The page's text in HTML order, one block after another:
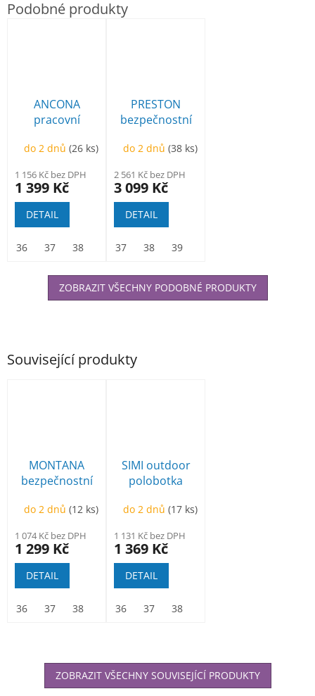
Související produkty
MONTANA
bezpečnostní
do 2 dnů(12 ks)
1 074 Kč bez DPH
1 299 Kč
DETAIL
36 37 38
SIMI outdoor
polobotka
do 2 dnů(17 ks)
1 131 Kč bez DPH
1 369 Kč
DETAIL
36 37 38
ZOBRAZIT VŠECHNY SOUVISEJÍCÍ PRODUKTY
ANCONA
pracovní
do 2 dnů(26 ks)
1 156 Kč bez DPH
1 399 Kč
DETAIL
36 37 38
PRESTON
bezpečnostní
do 2 dnů(38 ks)
2 561 Kč bez DPH
3 099 Kč
DETAIL
37 38 39
ZOBRAZIT VŠECHNY PODOBNÉ PRODUKTY